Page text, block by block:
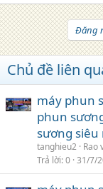
Đăng
Chủ đề liên
máy phun
phun
sương
tanghieu2 Rao
Trả lời 0 31/7/